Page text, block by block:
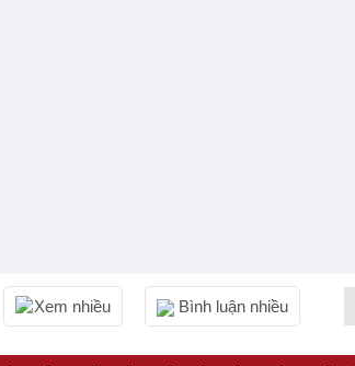
Xem nhiều Bình luận nhiều